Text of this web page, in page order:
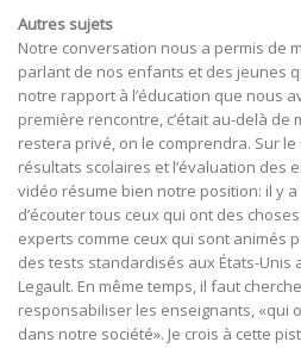
Autres sujets
Notre conversation nous a permis de
parlant de nos enfants et des jeunes
notre rapport à l’éducation que nous
première rencontre, c’était au-delà de
restera privé, on le comprendra. Sur
résultats scolaires et l’évaluation des
vidéo résume bien notre position: il y
d’écouter tous ceux qui ont des
experts comme ceux qui sont animés
des tests standardisés aux États-Unis
Legault. En même temps, il faut
responsabiliser les enseignants, «qui
dans notre société». Je crois à cette